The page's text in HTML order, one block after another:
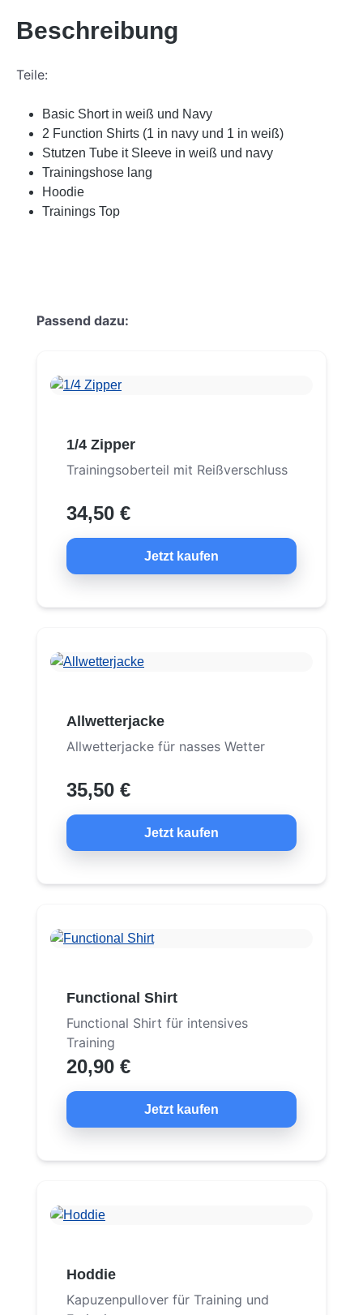
Beschreibung
Teile:
Basic Short in weiß und Navy
2 Function Shirts (1 in navy und 1 in weiß)
Stutzen Tube it Sleeve in weiß und navy
Trainingshose lang
Hoodie
Trainings Top
Produktgalerie überspringen
Passend dazu:
1/4 Zipper
Trainingsoberteil mit Reißverschluss
34,50 €
Jetzt kaufen
Allwetterjacke
Allwetterjacke für nasses Wetter
35,50 €
Jetzt kaufen
Functional Shirt
Functional Shirt für intensives
Training
20,90 €
Jetzt kaufen
Hoddie
Kapuzenpullover für Training und